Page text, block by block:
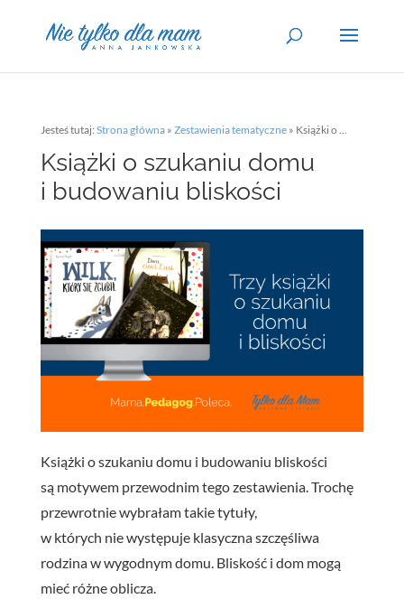
Jesteś tutaj: Strona główna» Zestawienia tematyczne» Książki o szukaniu domu i budowaniu bliskości
Książki o szukaniu domu
i budowaniu bliskości
Książki o szukaniu domu i budowaniu bliskości
są motywem przewodnim tego zestawienia. Trochę
przewrotnie wybrałam takie tytuły,
w których nie występuje klasyczna szczęśliwa
rodzina w wygodnym domu. Bliskość i dom mogą
mieć różne oblicza.